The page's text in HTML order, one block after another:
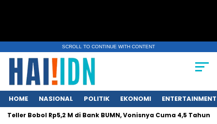
SCROLL TO CONTINUE WITH CONTENT
HOME NASIONAL POLITIK EKONOMI ENTERTAINMENT
Bobol Rp5,2 M di Bank BUMN, Vonisnya Cuma 4,5 Tahun